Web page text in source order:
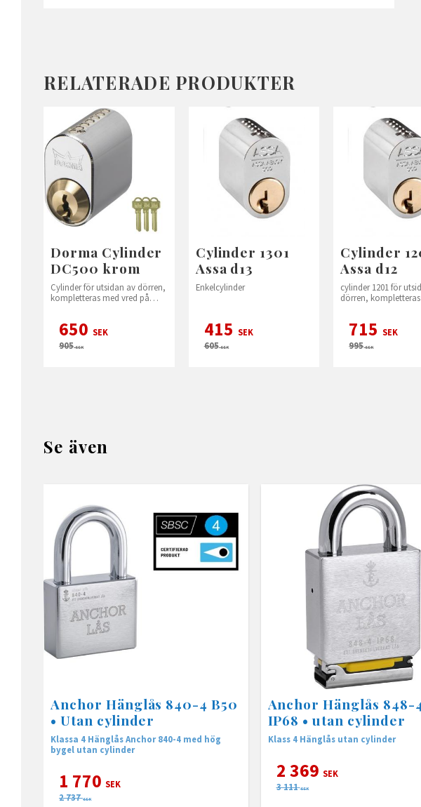
RELATERADE PRODUKTER
Dorma Cylinder
DC500 krom
Cylinder för utsidan av dörren,
kompletteras med vred på
650 SEK
905SEK
Cylinder 1301
Assa d13
Enkelcylinder
415 SEK
605SEK
Cylinder
Assa d12
cylinder 1201 för
dörren,
715 SEK
995SEK
Se även
Anchor Hänglås 840-4 B50
• Utan cylinder
Klassa 4 Hänglås Anchor 840-4 med hög
bygel utan cylinder
1 770 SEK
2 737 SEK
Anchor Hänglås 848-
IP68 • utan cylinder
Klass 4 Hänglås utan cylinder
2 369 SEK
3 111 SEK